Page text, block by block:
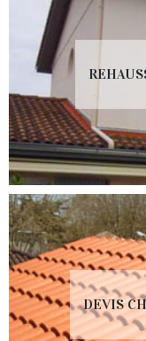
DEVIS